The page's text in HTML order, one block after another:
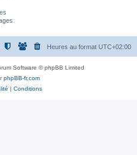
Heures au format UTC+02:00
Software © phpBB Limited
phpBB-fr.com
| Conditions